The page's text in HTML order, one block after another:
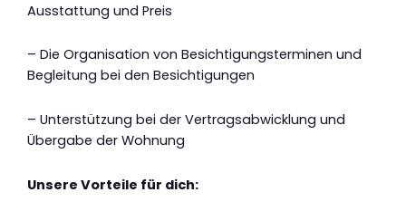
Ausstattung und Preis
– Die Organisation von Besichtigungsterminen und
Begleitung bei den Besichtigungen
– Unterstützung bei der Vertragsabwicklung und
Übergabe der Wohnung
Unsere Vorteile für dich: